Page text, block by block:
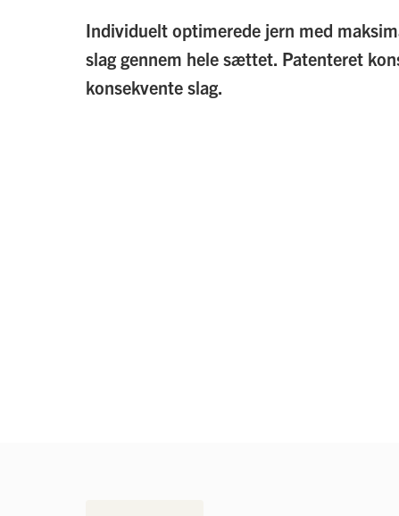
Individuelt optimerede jern med
slag gennem hele sættet. Patenteret
konsekvente slag.